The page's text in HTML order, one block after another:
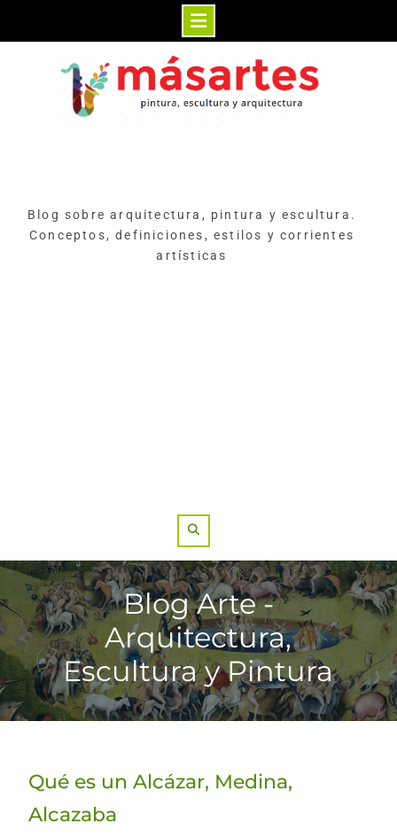
Blog sobre arquitectura, pintura y escultura.
Conceptos, definiciones, estilos y corrientes
artísticas
Blog Arte -
Arquitectura,
Escultura y Pintura
Qué es un Alcázar, Medina,
Alcazaba